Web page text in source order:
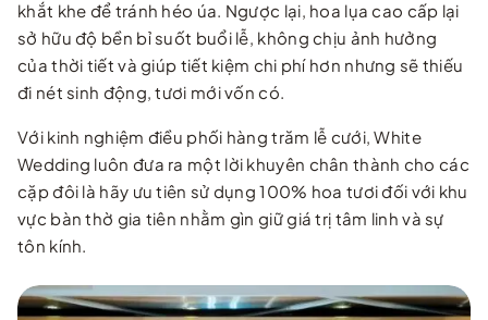
khắt khe để tránh héo úa. Ngược lại, hoa lụa cao cấp lại
sở hữu độ bền bỉ suốt buổi lễ, không chịu ảnh hưởng
của thời tiết và giúp tiết kiệm chi phí hơn nhưng sẽ thiếu
đi nét sinh động, tươi mới vốn có.
Với kinh nghiệm điều phối hàng trăm lễ cưới, White
Wedding luôn đưa ra một lời khuyên chân thành cho các
cặp đôi là hãy ưu tiên sử dụng 100% hoa tươi đối với khu
vực bàn thờ gia tiên nhằm gìn giữ giá trị tâm linh và sự
tôn kính.